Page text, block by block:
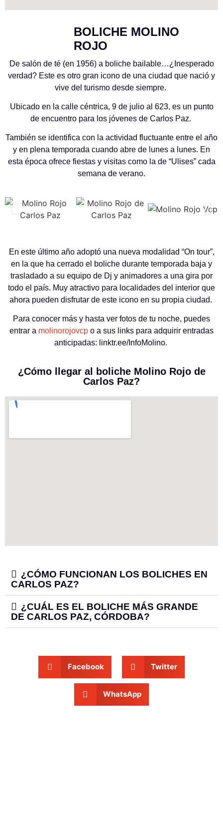
BOLICHE MOLINO
ROJO
De salón de té (en 1956) a boliche bailable…¿Inesperado
verdad? Este es otro gran icono de una ciudad que nació y
vive del turismo desde siempre.
Ubicado en la calle céntrica, 9 de julio al 623, es un punto
de encuentro para los jóvenes de Carlos Paz.
También se identifica con la actividad fluctuante entre el año
y en plena temporada cuando abre de lunes a lunes. En
esta época ofrece fiestas y visitas como la de “Ulises” cada
semana de verano.
En este último año adoptó una nueva modalidad “On tour”,
en la que ha cerrado el boliche durante temporada baja y
trasladado a su equipo de Dj y animadores a una gira por
todo el país. Muy atractivo para localidades del interior que
ahora pueden disfrutar de este icono en su propia ciudad.
Para conocer más y hasta ver fotos de tu noche, puedes
entrar a molinorojovcp o a sus links para adquirir entradas
anticipadas: linktr.ee/InfoMolino.
¿Cómo llegar al boliche Molino Rojo de
Carlos Paz?
¿CÓMO FUNCIONAN LOS BOLICHES EN
CARLOS PAZ?
¿CUÁL ES EL BOLICHE MÁS GRANDE
DE CARLOS PAZ, CÓRDOBA?
Facebook Twitter
WhatsApp